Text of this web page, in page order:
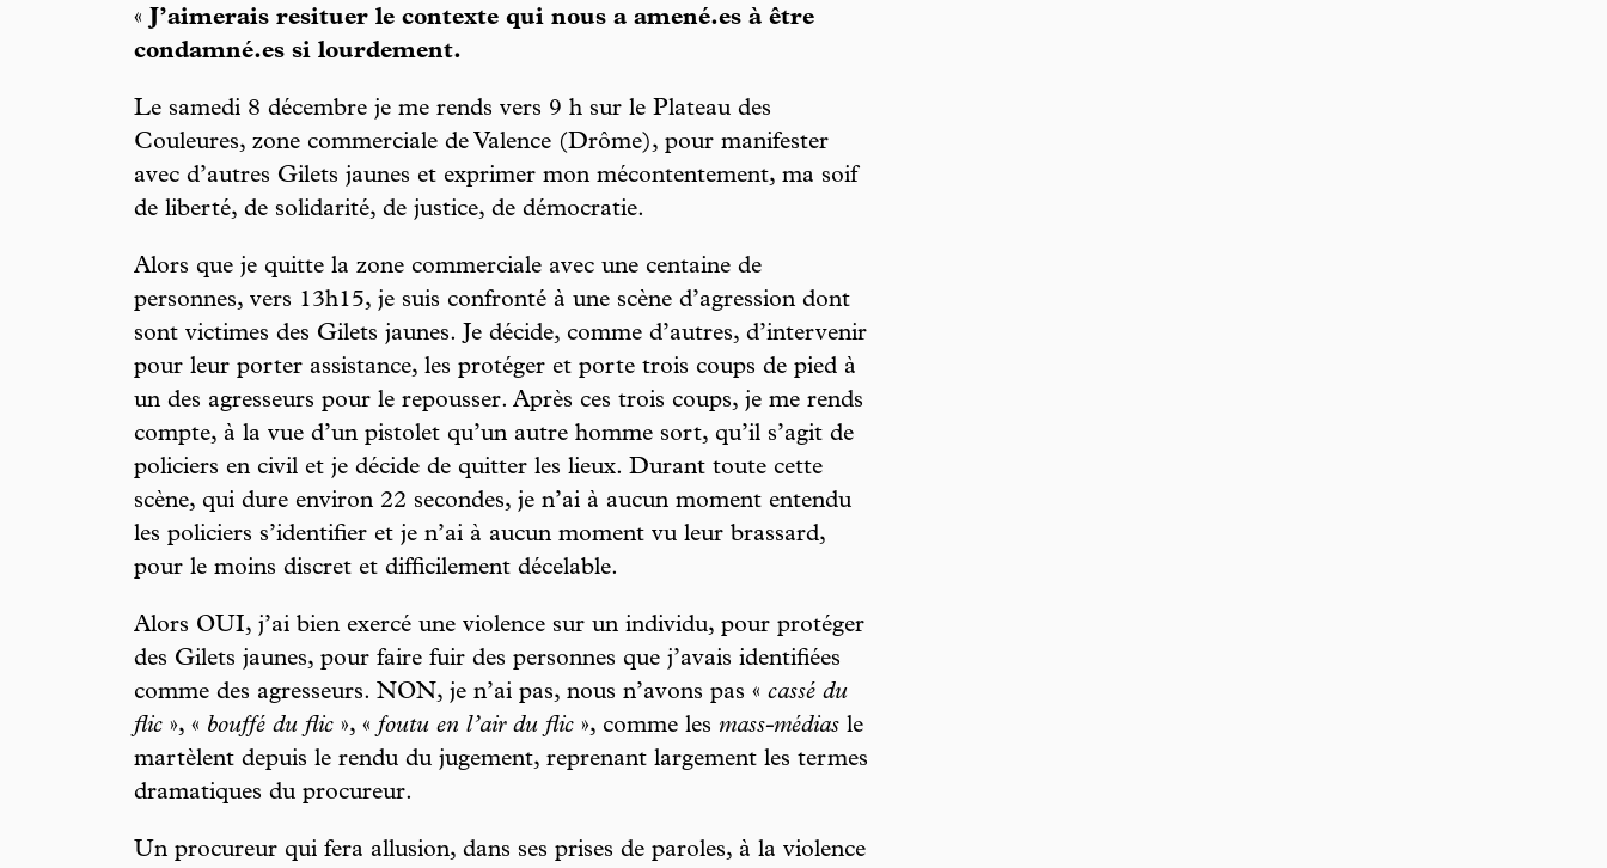
«J’aimerais resituer le contexte qui nous a amené.es à être
condamné.es si lourdement.
Le samedi 8 décembre je me rends vers 9 h sur le Plateau des
Couleures, zone commerciale de Valence (Drôme), pour manifester
avec d’autres Gilets jaunes et exprimer mon mécontentement, ma soif
de liberté, de solidarité, de justice, de démocratie.
Alors que je quitte la zone commerciale avec une centaine de
personnes, vers 13h15, je suis confronté à une scène d’agression dont
sont victimes des Gilets jaunes. Je décide, comme d’autres, d’intervenir
pour leur porter assistance, les protéger et porte trois coups de pied à
un des agresseurs pour le repousser. Après ces trois coups, je me rends
compte, à la vue d’un pistolet qu’un autre homme sort, qu’il s’agit de
policiers en civil et je décide de quitter les lieux. Durant toute cette
scène, qui dure environ 22 secondes, je n’ai à aucun moment entendu
les policiers s’identifier et je n’ai à aucun moment vu leur brassard,
pour le moins discret et difficilement décelable.
Alors OUI, j’ai bien exercé une violence sur un individu, pour protéger
des Gilets jaunes, pour faire fuir des personnes que j’avais identifiées
comme des agresseurs. NON, je n’ai pas, nous n’avons pas « cassé du
flic », « bouffé du flic », « foutu en l’air du flic », comme les mass-médias le
martèlent depuis le rendu du jugement, reprenant largement les termes
dramatiques du procureur.
Un procureur qui fera allusion, dans ses prises de paroles, à la violence